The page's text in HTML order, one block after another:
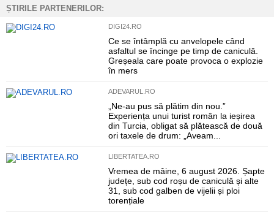
ȘTIRILE PARTENERILOR:
DIGI24.RO
Ce se întâmplă cu anvelopele când
asfaltul se încinge pe timp de caniculă.
Greșeala care poate provoca o explozie
în mers
ADEVARUL.RO
„Ne-au pus să plătim din nou.”
Experiența unui turist român la ieșirea
din Turcia, obligat să plătească de două
ori taxele de drum: „Aveam...
LIBERTATEA.RO
Vremea de mâine, 6 august 2026. Șapte
județe, sub cod roșu de caniculă și alte
31, sub cod galben de vijelii și ploi
torențiale